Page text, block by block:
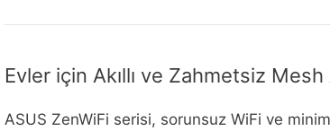
Evler için Akıllı ve Zahmetsiz Mesh
ASUS ZenWiFi serisi, sorunsuz WiFi ve